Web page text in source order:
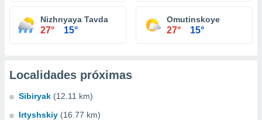
Nizhnyaya Tavda
27° 15°
Omutinskoye
27° 15°
Localidades próximas
Sibiryak (12.11 km)
Irtyshskiy (16.77 km)